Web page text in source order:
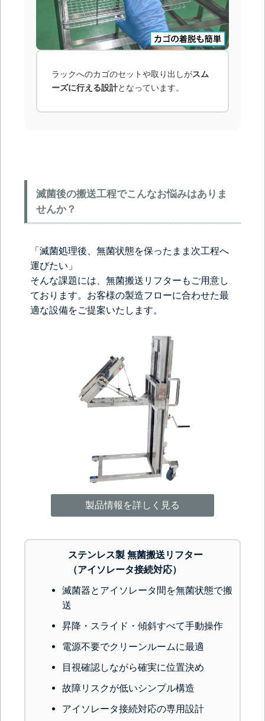
ラックへのカゴのセットや取り出しがスム
ーズに行える設計となっています。
滅菌後の搬送工程でこんなお悩みはありま
せんか？
「滅菌処理後、無菌状態を保ったまま次工程へ
運びたい」
そんな課題には、無菌搬送リフターもご用意し
ております。お客様の製造フローに合わせた最
適な設備をご提案いたします。
製品情報を詳しく見る
ステンレス製 無菌搬送リフター
（アイソレータ接続対応）
滅菌器とアイソレータ間を無菌状態で搬
送
昇降・スライド・傾斜すべて手動操作
電源不要でクリーンルームに最適
目視確認しながら確実に位置決め
故障リスクが低いシンプル構造
アイソレータ接続対応の専用設計